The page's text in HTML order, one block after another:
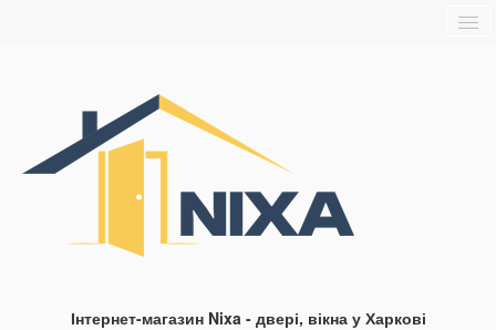
Блог
Інтернет-магазин Nixa - двері, вікна у Харкові